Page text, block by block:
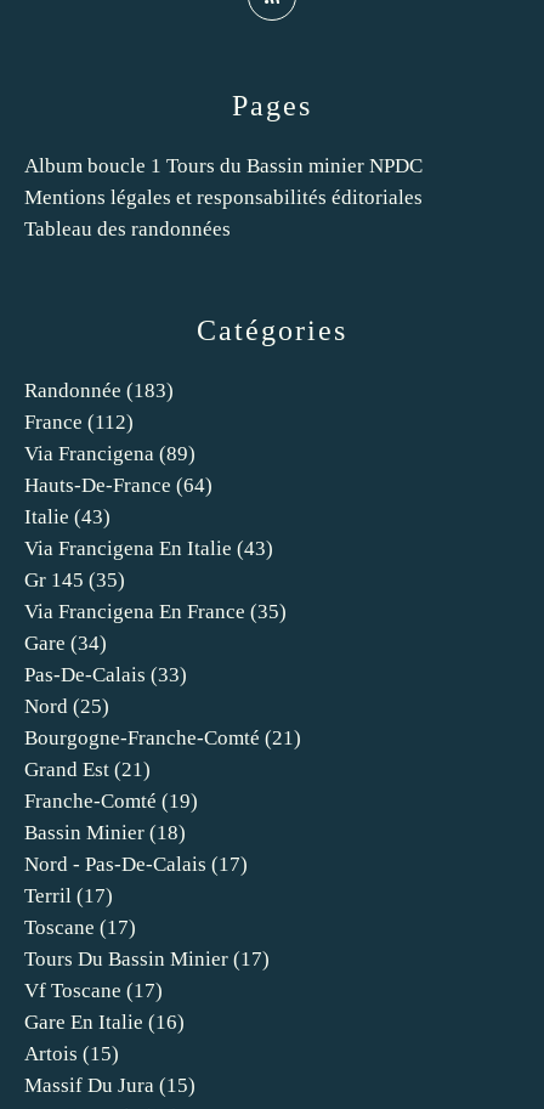
Catégories
Randonnée (183)
France (112)
Via Francigena (89)
Hauts-De-France (64)
Italie (43)
Via Francigena En Italie (43)
Gr 145 (35)
Via Francigena En France (35)
Gare (34)
Pas-De-Calais (33)
Nord (25)
Bourgogne-Franche-Comté (21)
Grand Est (21)
Franche-Comté (19)
Bassin Minier (18)
Nord - Pas-De-Calais (17)
Terril (17)
Toscane (17)
Tours Du Bassin Minier (17)
Vf Toscane (17)
Gare En Italie (16)
Artois (15)
Massif Du Jura (15)
Pages
Album boucle 1 Tours du Bassin minier NPDC
Mentions légales et responsabilités éditoriales
Tableau des randonnées